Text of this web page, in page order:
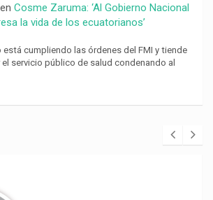
en Cosme Zaruma: ‘Al Gobierno Nacional
la vida de los ecuatorianos’
está cumpliendo las órdenes del FMI y tiende
el servicio público de salud condenando al